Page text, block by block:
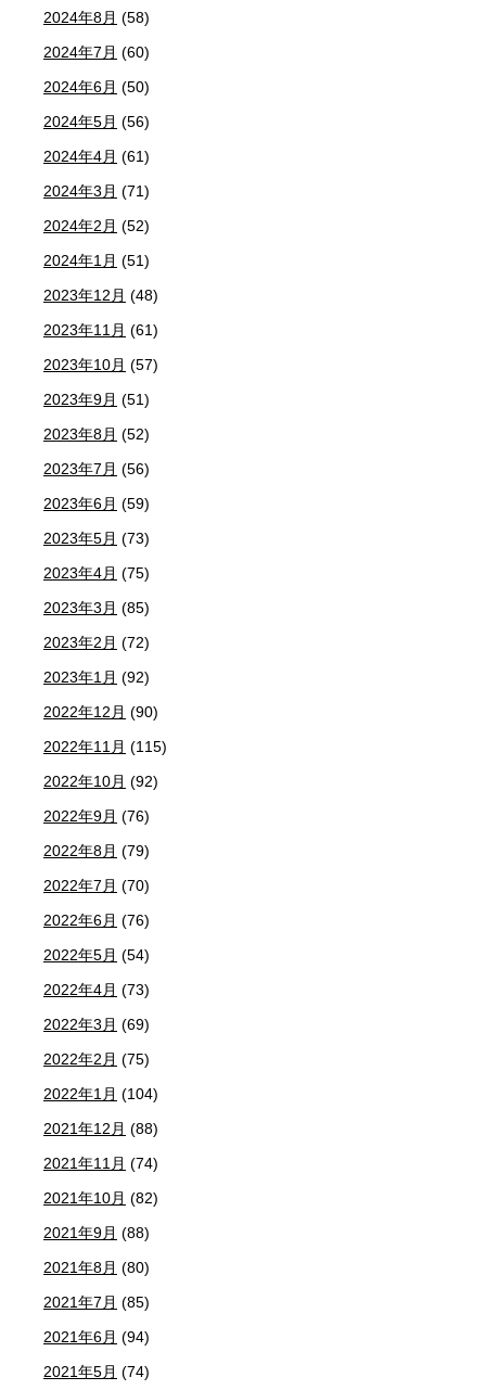
2024年8月 (58)
2024年7月 (60)
2024年6月 (50)
2024年5月 (56)
2024年4月 (61)
2024年3月 (71)
2024年2月 (52)
2024年1月 (51)
2023年12月 (48)
2023年11月 (61)
2023年10月 (57)
2023年9月 (51)
2023年8月 (52)
2023年7月 (56)
2023年6月 (59)
2023年5月 (73)
2023年4月 (75)
2023年3月 (85)
2023年2月 (72)
2023年1月 (92)
2022年12月 (90)
2022年11月 (115)
2022年10月 (92)
2022年9月 (76)
2022年8月 (79)
2022年7月 (70)
2022年6月 (76)
2022年5月 (54)
2022年4月 (73)
2022年3月 (69)
2022年2月 (75)
2022年1月 (104)
2021年12月 (88)
2021年11月 (74)
2021年10月 (82)
2021年9月 (88)
2021年8月 (80)
2021年7月 (85)
2021年6月 (94)
2021年5月 (74)